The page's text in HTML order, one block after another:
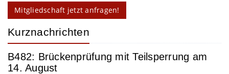
Mitgliedschaft jetzt anfragen!
Kurznachrichten
B482: Brückenprüfung mit Teilsperrung am
14. August